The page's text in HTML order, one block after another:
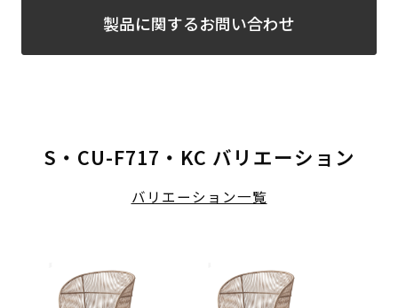
製品に関するお問い合わせ
S・CU-F717・KC バリエーション
バリエーション一覧